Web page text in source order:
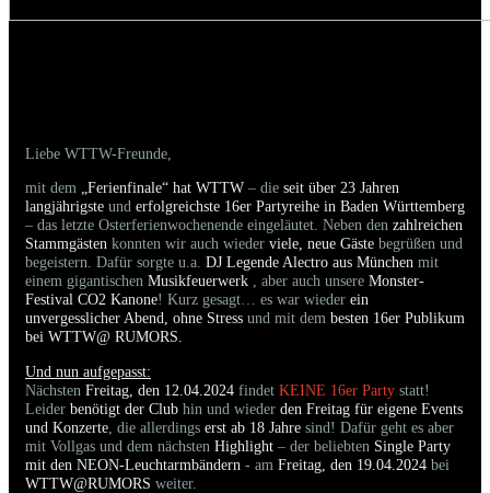
Liebe WTTW-Freunde,
mit dem „Ferienfinale“ hat WTTW – die seit über 23 Jahren
langjährigste und erfolgreichste 16er Partyreihe in Baden Württemberg
– das letzte Osterferienwochenende eingeläutet. Neben den zahlreichen
Stammgästen konnten wir auch wieder viele, neue Gäste begrüßen und
begeistern. Dafür sorgte u.a. DJ Legende Alectro aus München mit
einem gigantischen Musikfeuerwerk , aber auch unsere Monster-
Festival CO2 Kanone! Kurz gesagt… es war wieder ein
unvergesslicher Abend, ohne Stress und mit dem besten 16er Publikum
bei WTTW@ RUMORS.
Und nun aufgepasst:
Nächsten Freitag, den 12.04.2024 findet KEINE 16er Party statt!
Leider benötigt der Club hin und wieder den Freitag für eigene Events
und Konzerte , die allerdings erst ab 18 Jahre sind! Dafür geht es aber
mit Vollgas und dem nächsten Highlight – der beliebten Single Party
mit den NEON-Leuchtarmbändern - am Freitag, den 19.04.2024 bei
WTTW@RUMORS weiter.